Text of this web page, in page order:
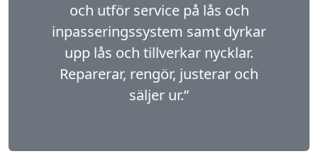
och utför service på lås och
inpasseringssystem samt dyrkar
upp lås och tillverkar nycklar.
Reparerar, rengör, justerar och
säljer ur.”